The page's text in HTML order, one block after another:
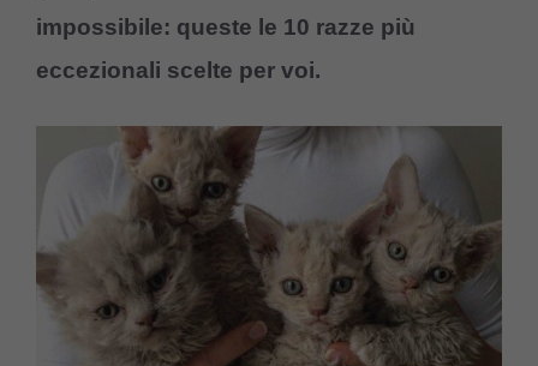
impossibile: queste le 10 razze più
eccezionali scelte per voi.